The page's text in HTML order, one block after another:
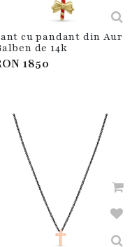
cu pandant din Aur
de 14k
1850